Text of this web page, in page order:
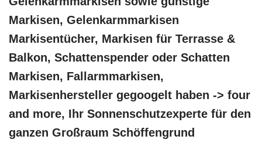
Markisen, Gelenkarmmarkisen
Markisentücher, Markisen für Terrasse &
Balkon, Schattenspender oder Schatten
Markisen, Fallarmmarkisen,
Markisenhersteller gegoogelt haben -> four
and more, Ihr Sonnenschutzexperte für den
ganzen Großraum Schöffengrund